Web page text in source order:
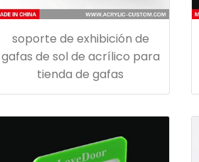
soporte de exhibición de
gafas de sol de acrílico para
tienda de gafas